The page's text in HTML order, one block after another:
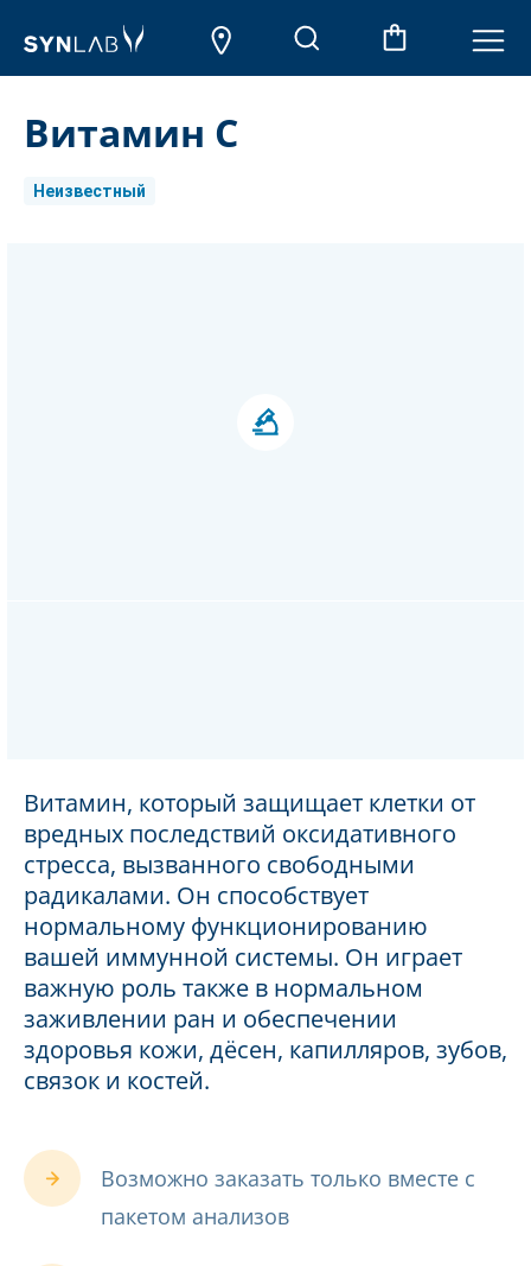
Витамин С
Неизвестный
Витамин, который защищает клетки от
вредных последствий оксидативного
стресса, вызванного свободными
радикалами. Он способствует
нормальному функционированию
вашей иммунной системы. Он играет
важную роль также в нормальном
заживлении ран и обеспечении
здоровья кожи, дёсен, капилляров, зубов,
связок и костей.
Возможно заказать только вместе с
пакетом анализов